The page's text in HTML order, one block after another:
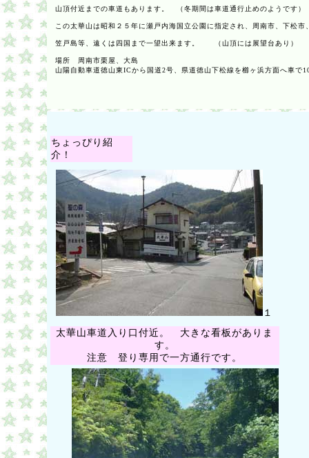
山頂付近までの車道もあります。 （冬期間は車道通行止めのようです）
この太華山は昭和２５年に瀬戸内海国立公園に指定され、周南市、下松市
笠戸島等、遠くは四国まで一望出来ます。 （山頂には展望台あり）
場所 周南市栗屋、大島
山陽自動車道徳山東ICから国道2号、県道徳山下松線を櫛ヶ浜方面へ車で
ちょっぴり紹
介！
１
太華山車道入り口付近。 大きな看板がありま
す。
注意 登り専用で一方通行です。